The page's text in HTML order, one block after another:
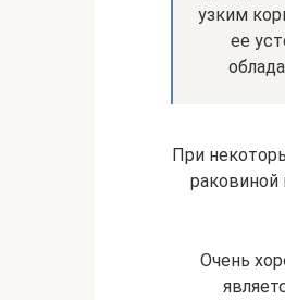
узким
ее
При
раковиной
Очень